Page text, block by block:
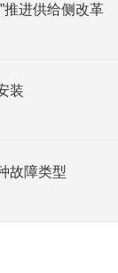
推进供给侧改革
装
故障类型